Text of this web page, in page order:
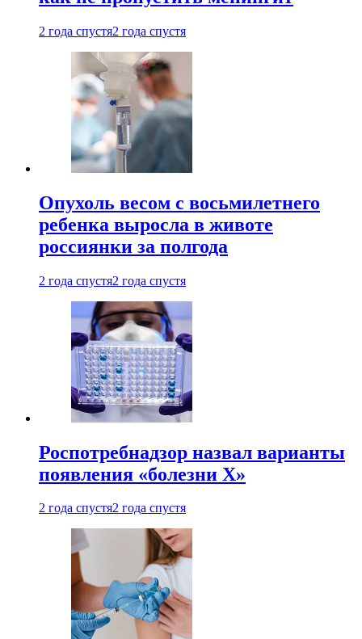
2 года спустя2 года спустя
Опухоль весом с восьмилетнего
ребенка выросла в животе
россиянки за полгода
2 года спустя2 года спустя
Роспотребнадзор назвал варианты
появления «болезни Х»
2 года спустя2 года спустя